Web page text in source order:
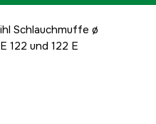
Schlauchmuffe ø
122 und 122 E